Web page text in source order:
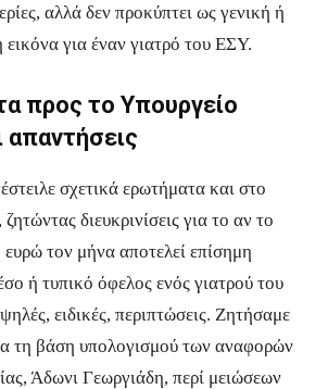
αλλά δεν προκύπτει ως γενική ή
εικόνα για έναν γιατρό του ΕΣΥ.
προς το Υπουργείο
απαντήσεις
σχετικά ερωτήματα και στο
διευκρινίσεις για το αν το
τον μήνα αποτελεί επίσημη
ή τυπικό όφελος ενός γιατρού του
ειδικές, περιπτώσεις. Ζητήσαμε
τη βάση υπολογισμού των αναφορών
Άδωνι Γεωργιάδη, περί μειώσεων